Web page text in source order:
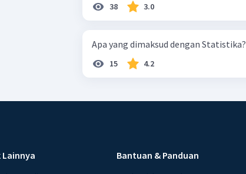
38 3.0
Apa yang dimaksud dengan Statistika?
15 4.2
Lainnya Bantuan & Panduan